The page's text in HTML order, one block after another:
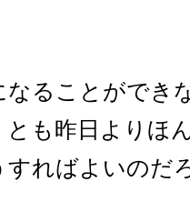
ることができ
も昨日よりほ
ればよいのだ